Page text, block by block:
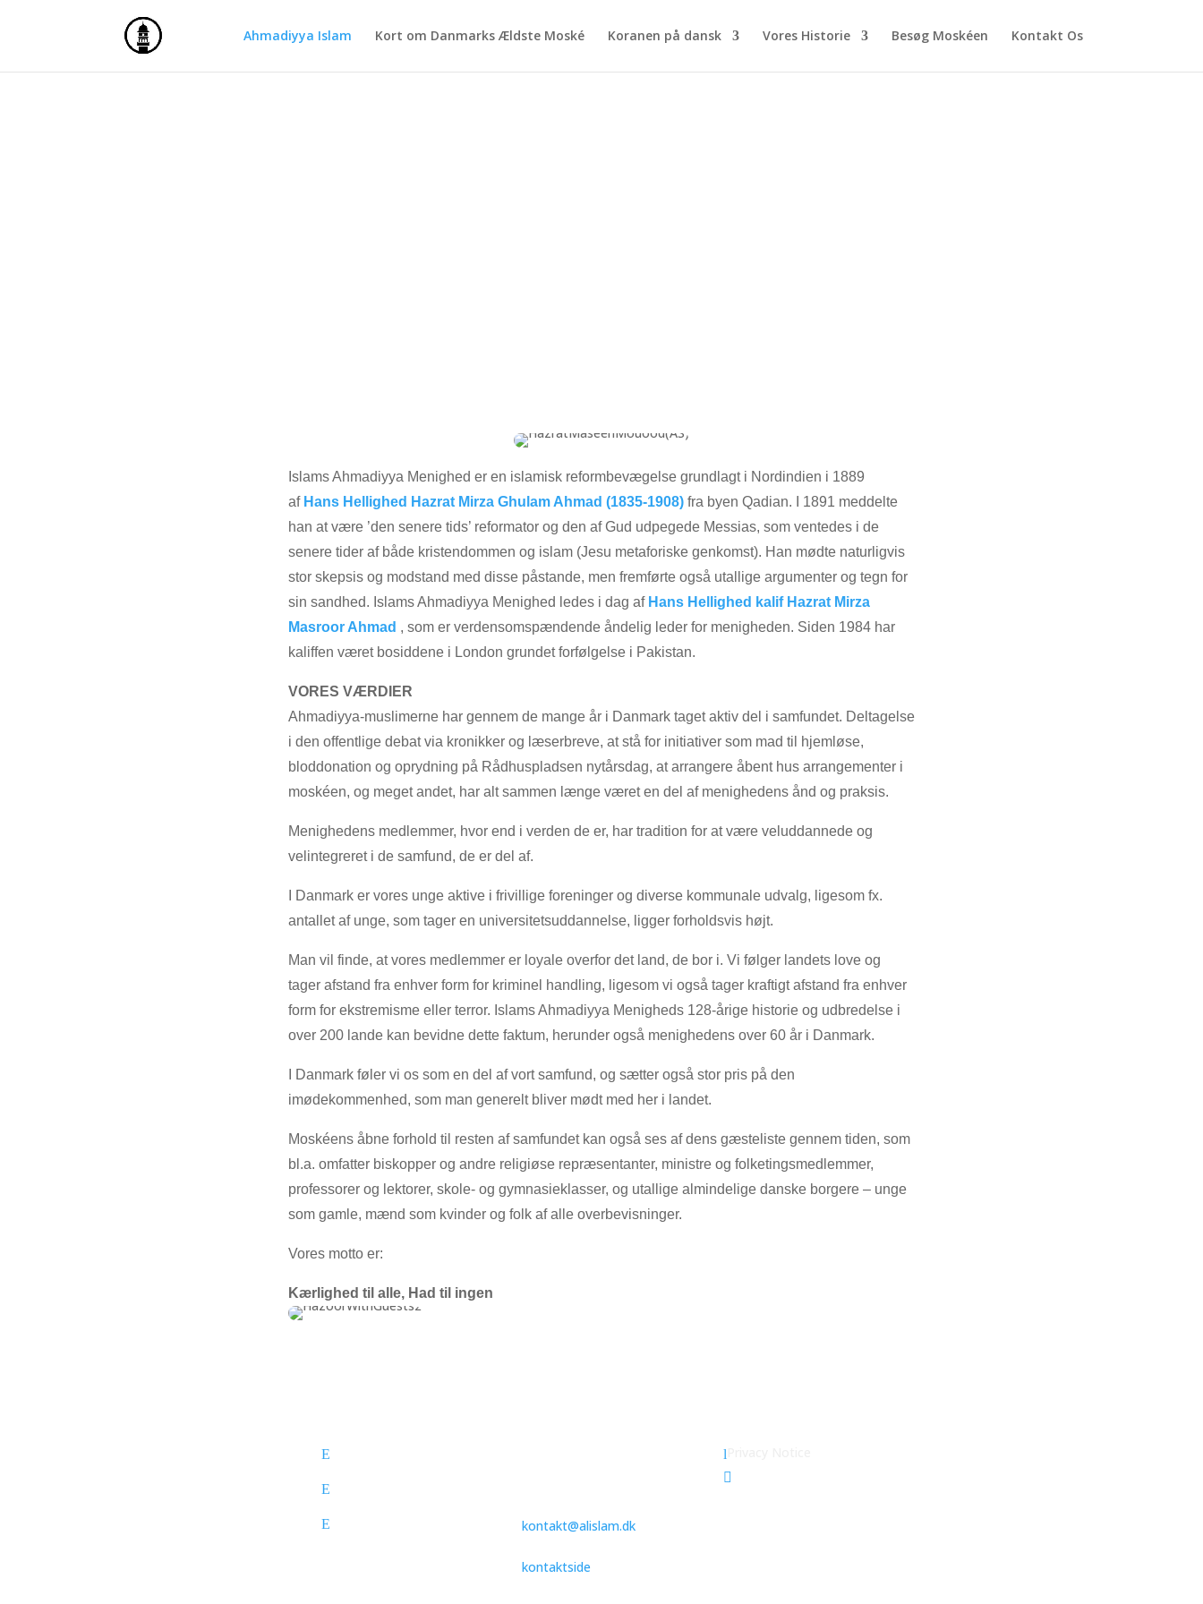
Ahmadiyya Islam Kort om Danmarks Ældste Moské Koranen på dansk Vores Historie Besøg Moskéen Kontakt Os
Islams Ahmadiyya Menighed er en islamisk reformbevægelse grundlagt i Nordindien i 1889
af Hans Hellighed Hazrat Mirza Ghulam Ahmad (1835-1908) fra byen Qadian. I 1891 meddelte
han at være ’den senere tids’ reformator og den af Gud udpegede Messias, som ventedes i de
senere tider af både kristendommen og islam (Jesu metaforiske genkomst). Han mødte naturligvis
stor skepsis og modstand med disse påstande, men fremførte også utallige argumenter og tegn for
sin sandhed. Islams Ahmadiyya Menighed ledes i dag af Hans Hellighed kalif Hazrat Mirza
Masroor Ahmad , som er verdensomspændende åndelig leder for menigheden. Siden 1984 har
kaliffen været bosiddene i London grundet forfølgelse i Pakistan.
VORES VÆRDIER
Ahmadiyya-muslimerne har gennem de mange år i Danmark taget aktiv del i samfundet. Deltagelse
i den offentlige debat via kronikker og læserbreve, at stå for initiativer som mad til hjemløse,
bloddonation og oprydning på Rådhuspladsen nytårsdag, at arrangere åbent hus arrangementer i
moskéen, og meget andet, har alt sammen længe været en del af menighedens ånd og praksis.
Menighedens medlemmer, hvor end i verden de er, har tradition for at være veluddannede og
velintegreret i de samfund, de er del af.
I Danmark er vores unge aktive i frivillige foreninger og diverse kommunale udvalg, ligesom fx.
antallet af unge, som tager en universitetsuddannelse, ligger forholdsvis højt.
Man vil finde, at vores medlemmer er loyale overfor det land, de bor i. Vi følger landets love og
tager afstand fra enhver form for kriminel handling, ligesom vi også tager kraftigt afstand fra enhver
form for ekstremisme eller terror. Islams Ahmadiyya Menigheds 128-årige historie og udbredelse i
over 200 lande kan bevidne dette faktum, herunder også menighedens over 60 år i Danmark.
I Danmark føler vi os som en del af vort samfund, og sætter også stor pris på den
imødekommenhed, som man generelt bliver mødt med her i landet.
Moskéens åbne forhold til resten af samfundet kan også ses af dens gæsteliste gennem tiden, som
bl.a. omfatter biskopper og andre religiøse repræsentanter, ministre og folketingsmedlemmer,
professorer og lektorer, skole- og gymnasieklasser, og utallige almindelige danske borgere – unge
som gamle, mænd som kvinder og folk af alle overbevisninger.
Vores motto er:
Kærlighed til alle, Had til ingen
E
E
E
kontakt@alislam.dk
kontaktside
l
